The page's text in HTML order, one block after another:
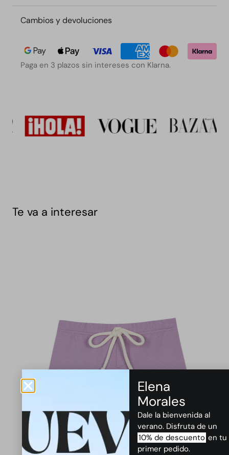
Cambios y devoluciones
Paga en 3 plazos sin intereses con Klarna.
Te va a interesar
Elena
Morales
Dale la bienvenida al
verano. Disfruta de un
10% de descuento en tu
primer pedido.